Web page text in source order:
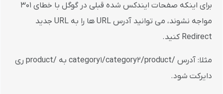
برای اینکه صفحات ایندکس شده قبلی در گوگل با خطای 301
مواجه نشوند، می توانید آدرس URL ها را به URL جدید
Redirect کنید.
مثلا: آدرس /category1/category2/product به /product ری
دایرکت شود.